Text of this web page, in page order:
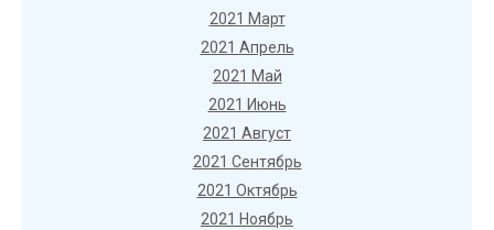
2021 Март
2021 Апрель
2021 Май
2021 Июнь
2021 Август
2021 Сентябрь
2021 Октябрь
2021 Ноябрь